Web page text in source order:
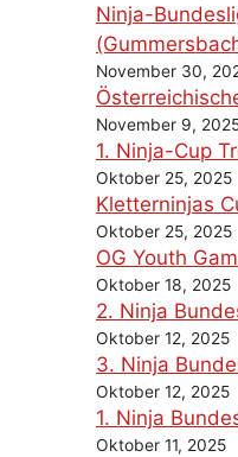
Ninja-
November 30,
November 9,
1. Ninja-Cup
Oktober 25, 2025
Kletterninjas
Oktober 25, 2025
OG Youth
Oktober 18, 2025
2. Ninja
Oktober 12, 2025
3. Ninja
Oktober 12, 2025
1. Ninja
Oktober 11, 2025